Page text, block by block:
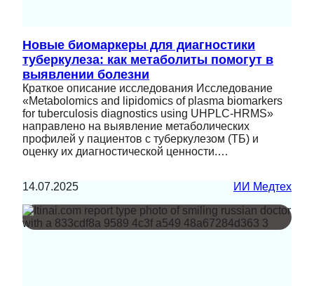
Новые биомаркеры для диагностики
туберкулеза: как метаболиты помогут в
выявлении болезни
Краткое описание исследования Исследование
«Metabolomics and lipidomics of plasma biomarkers
for tuberculosis diagnostics using UHPLC-HRMS»
направлено на выявление метаболических
профилей у пациентов с туберкулезом (ТБ) и
оценку их диагностической ценности.…
14.07.2025 ИИ Медтех